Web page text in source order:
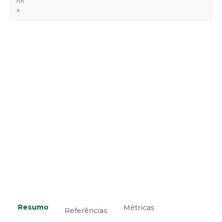
a
Resumo Referências Métricas